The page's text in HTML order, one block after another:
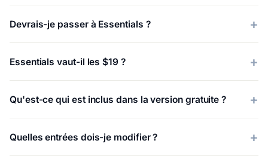
Devrais-je passer à Essentials ?
Essentials vaut-il les $19 ?
Qu'est-ce qui est inclus dans la version gratuite ?
Quelles entrées dois-je modifier ?